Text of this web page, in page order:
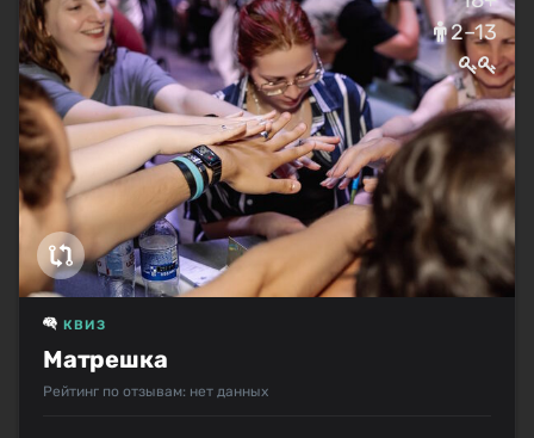
2–13
Матрешка
КВИЗ
Рейтинг по отзывам: нет данных